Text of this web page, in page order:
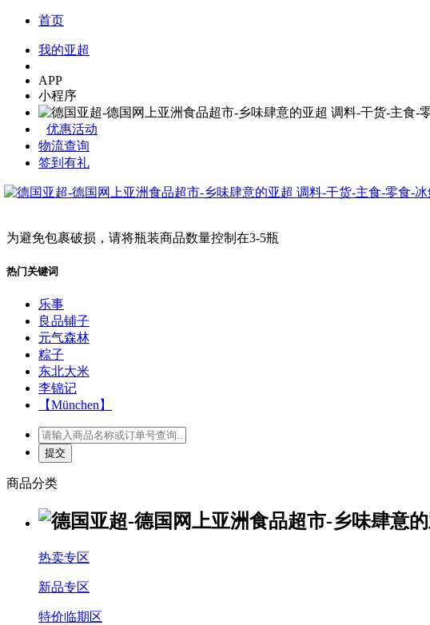
首页
我的亚超
APP
小程序
优惠活动
物流查询
签到有礼
为避免包裹破损，请将瓶装商品数量控制在3-5瓶
热门关键词
乐事
良品铺子
元气森林
粽子
东北大米
李锦记
【München】
商品分类
热卖专区
新品专区
特价临期区